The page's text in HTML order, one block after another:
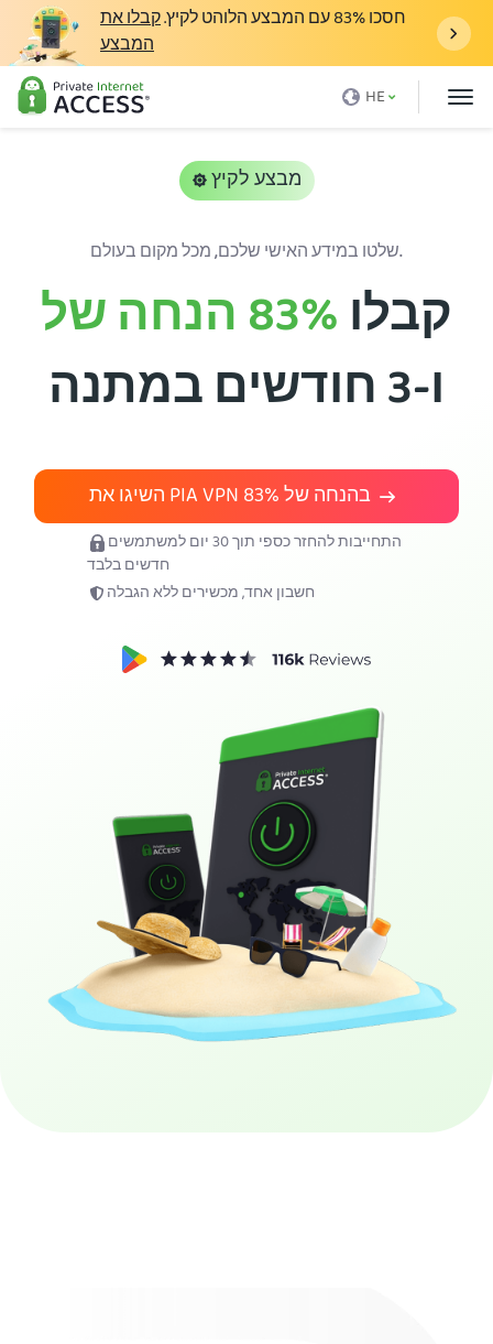
חסכו83%עם המבצע הלוהט לקיץ.קבלו את
המבצע
HE
מה זה VPN
הורידו VPN
שרת VPN
תמיכה
תשיגו את PIA VPN
מבצע לקיץ
שלטו במידע האישי שלכם, מכל מקום בעולם.
קבלו83%הנחה של
ו-3 חודשים במתנה
השיגו את PIA VPN בהנחה של83%
התחייבות להחזר כספי תוך 30 יום למשתמשים
חדשים בלבד
חשבון אחד, מכשירים ללא הגבלה